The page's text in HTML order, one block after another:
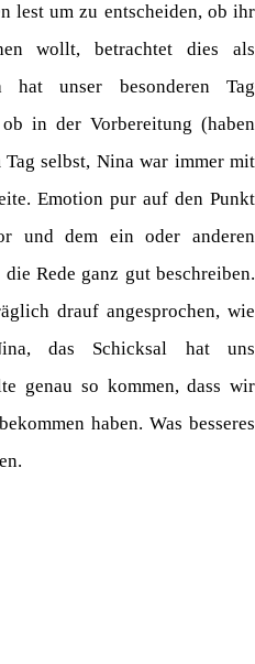
lest um zu entscheiden, ob ihr
wollt, betrachtet dies als
unser besonderen Tag
in der Vorbereitung (haben
selbst, Nina war immer mit
Emotion pur auf den Punkt
und dem ein oder anderen
Rede ganz gut beschreiben.
drauf angesprochen, wie
das Schicksal hat uns
genau so kommen, dass wir
haben. Was besseres